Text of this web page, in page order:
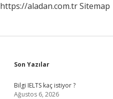
https://aladan.com.trSitemap
Sidebar
Son Yazılar
Bilgi IELTS kaç istiyor ?
Ağustos 6, 2026